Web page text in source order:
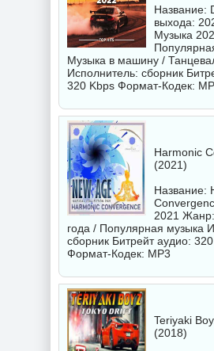
Название:
выхода:
Музыка
Музыка в машину /
Исполнитель: сборник
320 Kbps Формат-Кодек:
Harmonic
(2021)
Название:
2021
года / Популярная музыка
сборник Битрейт аудио:
Формат-Кодек: MP3
Teriyaki
(2018)